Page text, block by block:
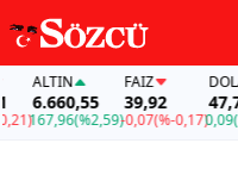
ALTIN
6.660,55
167,96(%2,59)
FAİZ
39,92
-0,07(%-0,17)
DOLAR
47,71
0,09